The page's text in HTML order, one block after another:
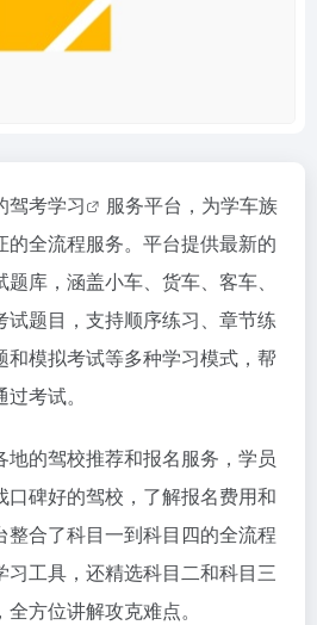
驾考学习
服务平台，为学车族
全流程服务。平台提供最新的
库，涵盖小车、货车、客车、
试题目，支持顺序练习、章节练
和模拟考试等多种学习模式，帮
考试。
的驾校推荐和报名服务，学员
碑好的驾校，了解报名费用和
合了科目一到科目四的全流程
习工具，还精选科目二和科目三
方位讲解攻克难点。